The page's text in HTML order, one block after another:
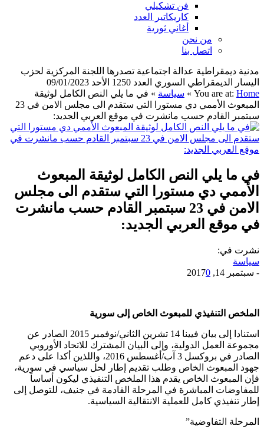
فن تشكيلي
كاريكاتير العدد
أغاني ثورية
من نحن
اتصل بنا
مدنية ديمقراطية عدالة اجتماعية تصدرها اللجنة المركزية لحزب
اليسار الديمقراطي السوري العدد 1250 الأحد 09/01/2023
You are at: Home
» سياسة » في ما يلي النص الكامل لوثيقة
المبعوث الأممي دي مستورا التي ستقدم الى مجلس الامن في 23
سبتمبر القادم حسب مانشرت في موقع العربي الجديد:
في ما يلي النص الكامل لوثيقة المبعوث
الأممي دي مستورا التي ستقدم الى مجلس
الامن في 23 سبتمبر القادم حسب مانشرت
في موقع العربي الجديد:
نشرت في:
سياسة
- سبتمبر 14, 2017 0
الملخص التنفيذي للمبعوث الخاص إلى سورية
استنادا إلى بيان فيينا 14 تشرين الثاني/نوفمبر 2015 الصادر عن
مجموعة العمل الدولية، وإلى البيان المشترك للاتحاد الأوروبي
الصادر في بروكسل 3 آب/أغسطس 2016، واللذين أكدا على دعم
جهود المبعوث الخاص وطلب تقديم إطار لحل سياسي في سورية،
فإن المبعوث الخاص يقدم هذا الملخص التنفيذي ليكون أساساً
للمفاوضات المباشرة في المرحلة القادمة في جنيف، للتوصل إلى
إطار تنفيذي كامل للعملية الانتقالية السياسية.
المرحلة التفاوضية”